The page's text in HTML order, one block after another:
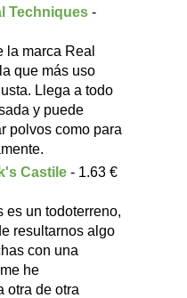
Techniques-
la marca Real
que más uso
Llega a todo
y puede
polvos como para
Castile- 1.63 €
es un todoterreno,
resultarnos algo
con una
he
otra de otra